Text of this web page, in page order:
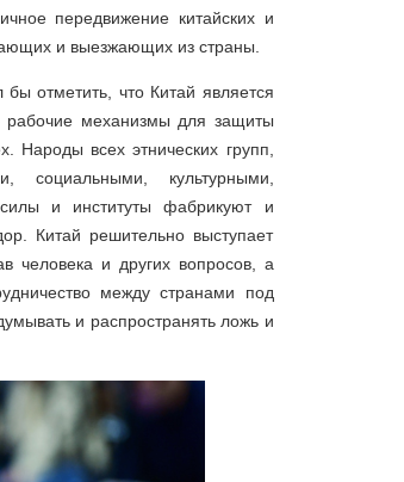
передвижение китайских и
и выезжающих из страны.
отметить, что Китай является
рабочие механизмы для защиты
Народы всех этнических групп,
социальными, культурными,
и институты фабрикуют и
Китай решительно выступает
человека и других вопросов, а
между странами под
и распространять ложь и